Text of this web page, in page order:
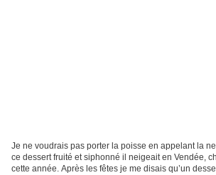
Je ne voudrais pas porter la poisse en appelant la
ce dessert fruité et siphonné il neigeait en Vendée,
cette année. Après les fêtes je me disais qu’un